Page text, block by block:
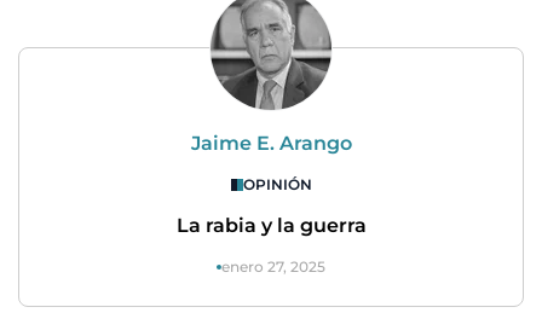
Jaime E. Arango
OPINIÓN
La rabia y la guerra
enero 27, 2025